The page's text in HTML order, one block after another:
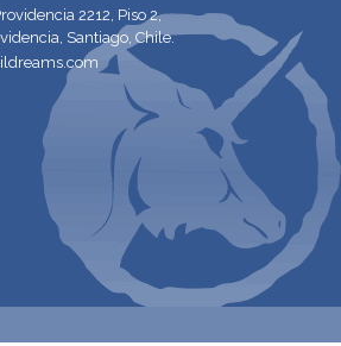
2212, Piso 2,
Santiago, Chile.